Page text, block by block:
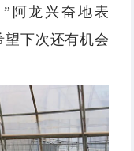
阿龙兴奋地表
望下次还有机会